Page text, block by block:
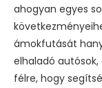
ahogyan egyes
ámokfutását
elhaladó
félre, hogy